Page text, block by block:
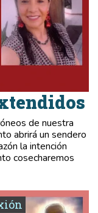
de nuestra
abrirá un sendero
la intención
cosecharemos